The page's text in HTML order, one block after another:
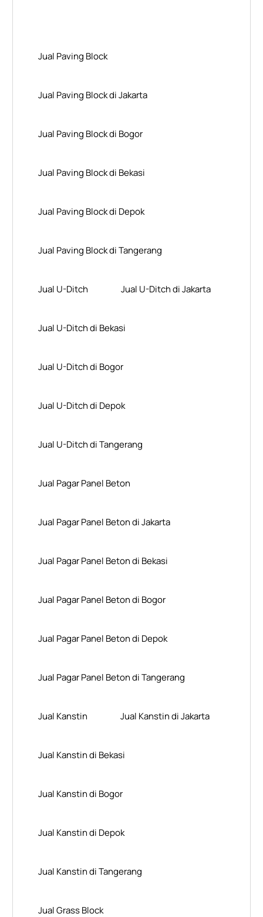
Jual Paving Block
Jual Paving Block di Jakarta
Jual Paving Block di Bogor
Jual Paving Block di Bekasi
Jual Paving Block di Depok
Jual Paving Block di Tangerang
Jual U-Ditch Jual U-Ditch di Jakarta
Jual U-Ditch di Bekasi
Jual U-Ditch di Bogor
Jual U-Ditch di Depok
Jual U-Ditch di Tangerang
Jual Pagar Panel Beton
Jual Pagar Panel Beton di Jakarta
Jual Pagar Panel Beton di Bekasi
Jual Pagar Panel Beton di Bogor
Jual Pagar Panel Beton di Depok
Jual Pagar Panel Beton di Tangerang
Jual Kanstin Jual Kanstin di Jakarta
Jual Kanstin di Bekasi
Jual Kanstin di Bogor
Jual Kanstin di Depok
Jual Kanstin di Tangerang
Jual Grass Block